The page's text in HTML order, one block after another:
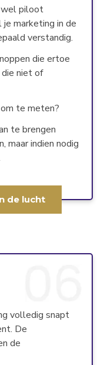
wel piloot
marketing in de
verstandig.
die ertoe
niet of
te meten?
te brengen
maar indien nodig
de lucht
volledig snapt
De
de